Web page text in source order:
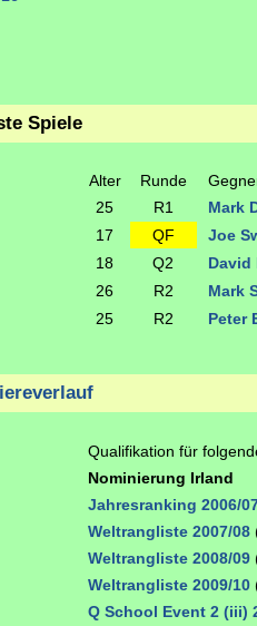
Spiele
Alter Runde
25 R1 Mark
17 QF Joe
18 Q2 David
26 R2 Mark
25 R2 Peter
Qualifikation für
Nominierung Irland
Jahresranking 2006/
Weltrangliste 2007/08
Weltrangliste 2008/09
Weltrangliste 2009/10
Q School Event 2 (iii)